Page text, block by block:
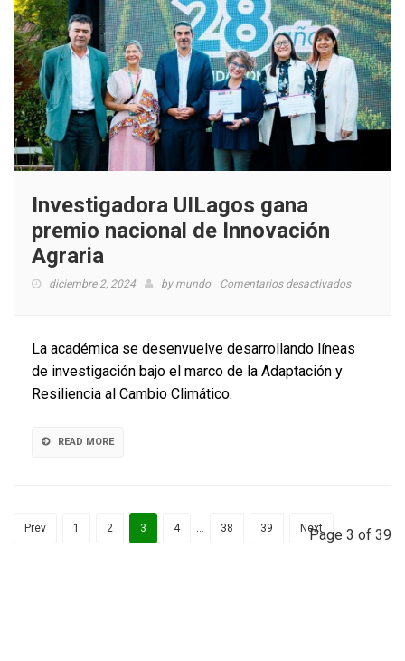
Investigadora UILagos gana
premio nacional de Innovación
Agraria
diciembre 2, 2024 by mundo Comentarios desactivadosen
premio
La académica se desenvuelve desarrollando líneas
de investigación bajo el marco de la Adaptación y
Resiliencia al Cambio Climático.
READ MORE
Prev 1 2 3 4 … 38 39 Next
Page 3 of 39